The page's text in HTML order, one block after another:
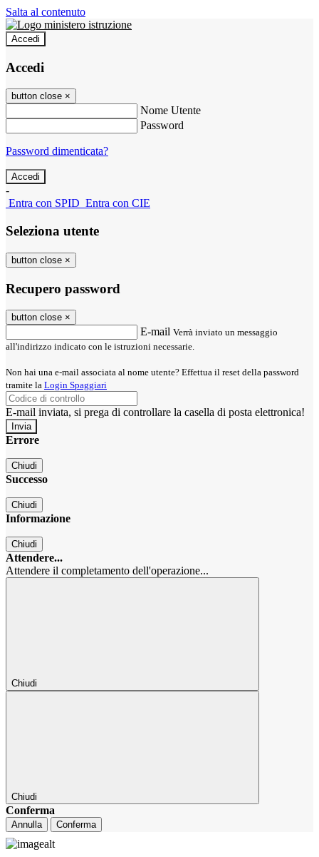
Salta al contenuto
Accedi
Accedi
button close ×
Nome Utente
Password
Password dimenticata?
-
Entra con SPID Entra con CIE
Seleziona utente
button close ×
Recupero password
button close ×
E-mail Verrà inviato un messaggio
all'indirizzo indicato con le istruzioni necessarie.
Non hai una e-mail associata al nome utente? Effettua il reset della password
tramite la Login Spaggiari
E-mail inviata, si prega di controllare la casella di posta elettronica!
Errore
Chiudi
Successo
Chiudi
Informazione
Chiudi
Attendere...
Attendere il completamento dell'operazione...
Chiudi
Chiudi
Conferma
Annulla Conferma